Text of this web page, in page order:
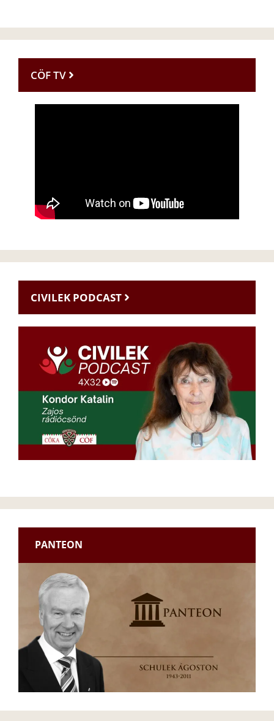
CÖF TV
CIVILEK PODCAST
PANTEON